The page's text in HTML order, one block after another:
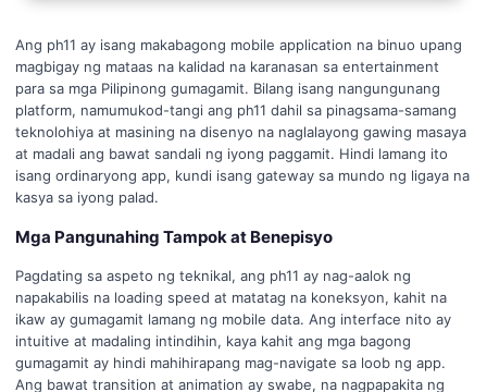
Ang ph11 ay isang makabagong mobile application na binuo upang
magbigay ng mataas na kalidad na karanasan sa entertainment
para sa mga Pilipinong gumagamit. Bilang isang nangungunang
platform, namumukod-tangi ang ph11 dahil sa pinagsama-samang
teknolohiya at masining na disenyo na naglalayong gawing masaya
at madali ang bawat sandali ng iyong paggamit. Hindi lamang ito
isang ordinaryong app, kundi isang gateway sa mundo ng ligaya na
kasya sa iyong palad.
Mga Pangunahing Tampok at Benepisyo
Pagdating sa aspeto ng teknikal, ang ph11 ay nag-aalok ng
napakabilis na loading speed at matatag na koneksyon, kahit na
ikaw ay gumagamit lamang ng mobile data. Ang interface nito ay
intuitive at madaling intindihin, kaya kahit ang mga bagong
gumagamit ay hindi mahihirapang mag-navigate sa loob ng app.
Ang bawat transition at animation ay swabe, na nagpapakita ng